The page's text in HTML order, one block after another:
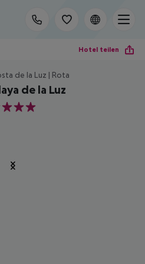
Hotel teilen
de la Luz | Rota
de la Luz